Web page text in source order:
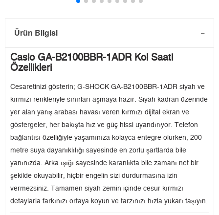
Ürün Bilgisi
Casio GA-B2100BBR-1ADR Kol Saati
Özellikleri
Cesaretinizi gösterin; G-SHOCK GA-B2100BBR-1ADR siyah ve
kırmızı renkleriyle sınırları aşmaya hazır. Siyah kadran üzerinde
yer alan yarış arabası havası veren kırmızı dijital ekran ve
göstergeler, her bakışta hız ve güç hissi uyandırıyor. Telefon
bağlantısı özelliğiyle yaşamınıza kolayca entegre olurken, 200
metre suya dayanıklılığı sayesinde en zorlu şartlarda bile
yanınızda. Arka ışığı sayesinde karanlıkta bile zamanı net bir
şekilde okuyabilir, hiçbir engelin sizi durdurmasına izin
vermezsiniz. Tamamen siyah zemin içinde cesur kırmızı
detaylarla farkınızı ortaya koyun ve tarzınızı hızla yukarı taşıyın.